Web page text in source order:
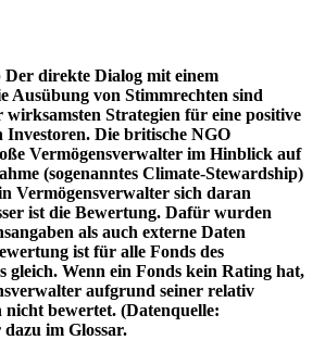
Der direkte Dialog mit einem
Ausübung von Stimmrechten sind
wirksamsten Strategien für eine positive
Die britische NGO
Vermögensverwalter im Hinblick auf
(sogenanntes Climate-Stewardship)
Vermögensverwalter sich daran
ist die Bewertung. Dafür wurden
als auch externe Daten
ist für alle Fonds des
gleich. Wenn ein Fonds kein Rating hat,
aufgrund seiner relativ
nicht bewertet. (Datenquelle:
im Glossar.